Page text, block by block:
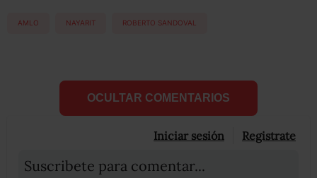
AMLO NAYARIT ROBERTO SANDOVAL
OCULTAR COMENTARIOS
Iniciar sesión Registrate
Suscribete para comentar...